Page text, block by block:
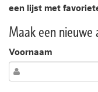
een lijst met
Maak een nieuwe
Voornaam